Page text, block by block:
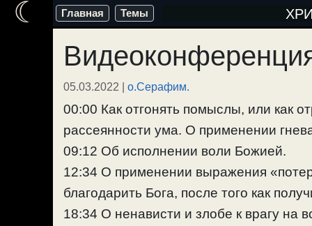
Перейти
содержимому
Главная Темы
05.03.2022 | о.Серафим.
00:00 Как отгонять помыслы, или как
рассеянности ума. О применении
09:12 Об исполнении воли Божией.
12:34 О применении выражения
благодарить Бога, после того как
18:34 О ненависти и злобе к врагу на
☾